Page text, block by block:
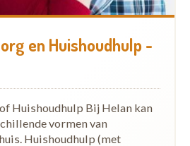
en Huishoudhulp -
Huishoudhulp Bij Helan kan
vormen van
Huishoudhulp (met